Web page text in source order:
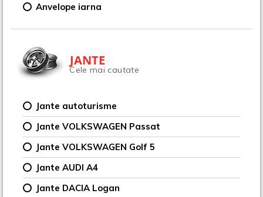
Anvelope iarna
JANTE
Cele mai cautate
Jante autoturisme
Jante VOLKSWAGEN Passat
Jante VOLKSWAGEN Golf 5
Jante AUDI A4
Jante DACIA Logan